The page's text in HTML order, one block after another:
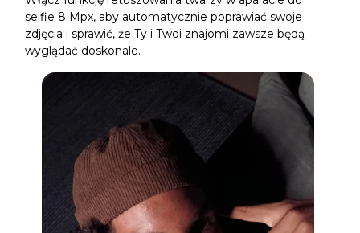
selfie 8 Mpx, aby automatycznie poprawiać swoje
zdjęcia i sprawić, że Ty i Twoi znajomi zawsze będą
wyglądać doskonale.